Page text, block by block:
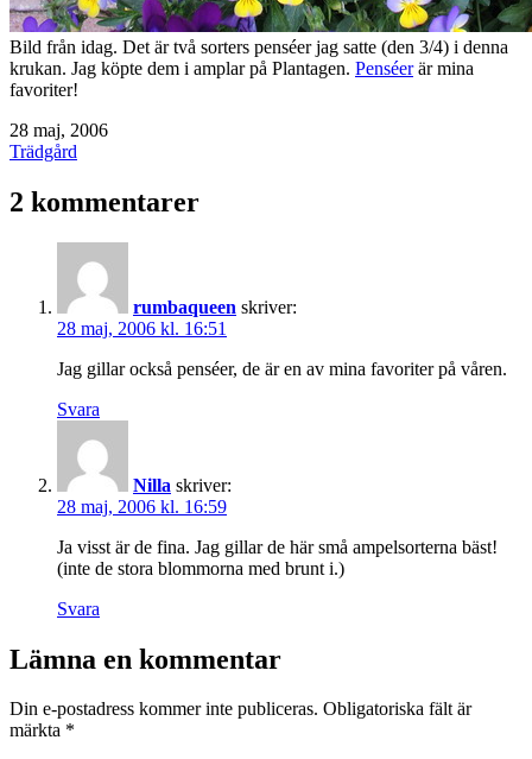
Bild från idag. Det är två sorters penséer jag satte (den 3/4) i denna
krukan. Jag köpte dem i amplar på Plantagen. Penséerär mina
favoriter!
Publicerat
den
28 maj, 2006
Kategoriserat
Trädgård
2 kommentarer
rumbaqueen skriver:
28 maj, 2006 kl. 16:51
Jag gillar också penséer, de är en av mina favoriter på våren.
Svara
Nilla skriver:
28 maj, 2006 kl. 16:59
Ja visst är de fina. Jag gillar de här små ampelsorterna bäst!
(inte de stora blommorna med brunt i.)
Svara
Lämna en kommentar
Din e-postadress kommer inte publiceras. Obligatoriska fält är
märkta *